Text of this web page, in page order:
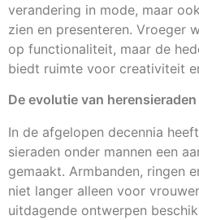
verandering in mode, maar
zien en presenteren. Vroeger
op functionaliteit, maar de
biedt ruimte voor creativiteit
De evolutie van herensieraden
In de afgelopen decennia
sieraden onder mannen een
gemaakt. Armbanden, ringen
niet langer alleen voor
uitdagende ontwerpen